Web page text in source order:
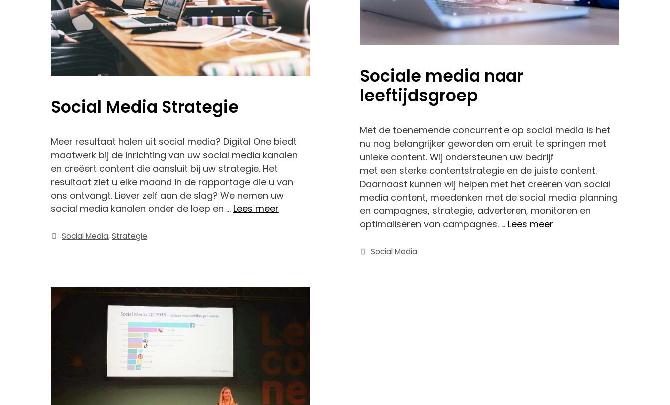
Social Media Strategie
Meer resultaat halen uit social media? Digital One biedt
maatwerk bij de inrichting van uw social media kanalen
en creëert content die aansluit bij uw strategie. Het
resultaat ziet u elke maand in de rapportage die u van
ons ontvangt. Liever zelf aan de slag? We nemen uw
social media kanalen onder de loep en … Lees meer
Categorieën
Social Media,Strategie
Sociale media naar
leeftijdsgroep
Met de toenemende concurrentie op social media is het
nu nog belangrijker geworden om eruit te springen met
unieke content. Wij ondersteunen uw bedrijf
met een sterke contentstrategie en de juiste content.
Daarnaast kunnen wij helpen met het creëren van social
media content, meedenken met de social media planning
en campagnes, strategie, adverteren, monitoren en
optimaliseren van campagnes. … Lees meer
Categorieën
Social Media